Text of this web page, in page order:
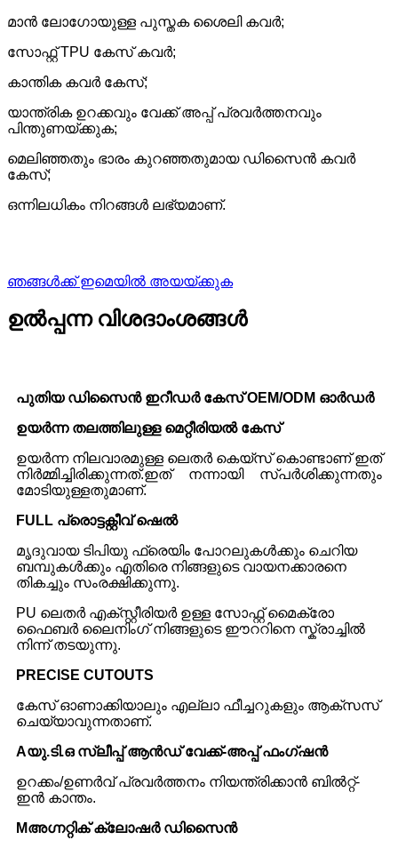
മാൻ ലോഗോയുള്ള പുസ്തക ശൈലി കവർ;
സോഫ്റ്റ് TPU കേസ് കവർ;
കാന്തിക കവർ കേസ്;
യാന്ത്രിക ഉറക്കവും വേക്ക് അപ്പ് പ്രവർത്തനവും
പിന്തുണയ്ക്കുക;
മെലിഞ്ഞതും ഭാരം കുറഞ്ഞതുമായ ഡിസൈൻ കവർ
കേസ്;
ഒന്നിലധികം നിറങ്ങൾ ലഭ്യമാണ്.
ഞങ്ങൾക്ക് ഇമെയിൽ അയയ്ക്കുക
ഉൽപ്പന്ന വിശദാംശങ്ങൾ
പുതിയ ഡിസൈൻ ഇറീഡർ കേസ് OEM/ODM ഓർഡർ
ഉയർന്ന തലത്തിലുള്ള മെറ്റീരിയൽ കേസ്
ഉയർന്ന നിലവാരമുള്ള ലെതർ കെയ്‌സ് കൊണ്ടാണ് ഇത്
നിർമ്മിച്ചിരിക്കുന്നത്.ഇത് നന്നായി സ്പർശിക്കുന്നതും
മോടിയുള്ളതുമാണ്.
FULL പ്രൊട്ടക്റ്റീവ് ഷെൽ
മൃദുവായ ടിപിയു ഫ്രെയിം പോറലുകൾക്കും ചെറിയ
ബമ്പുകൾക്കും എതിരെ നിങ്ങളുടെ വായനക്കാരനെ
തികച്ചും സംരക്ഷിക്കുന്നു.
PU ലെതർ എക്സ്റ്റീരിയർ ഉള്ള സോഫ്റ്റ് മൈക്രോ
ഫൈബർ ലൈനിംഗ് നിങ്ങളുടെ ഈററിനെ സ്ക്രാച്ചിൽ
നിന്ന് തടയുന്നു.
P RECISE CUTOUTS
കേസ് ഓണാക്കിയാലും എല്ലാ ഫീച്ചറുകളും ആക്സസ്
ചെയ്യാവുന്നതാണ്.
Aയു.ടി.ഒ സ്ലീപ്പ് ആൻഡ് വേക്ക്-അപ്പ് ഫംഗ്ഷൻ
ഉറക്കം/ഉണർവ് പ്രവർത്തനം നിയന്ത്രിക്കാൻ ബിൽറ്റ്-
ഇൻ കാന്തം.
Mഅഗ്നറ്റിക് ക്ലോഷർ ഡിസൈൻ